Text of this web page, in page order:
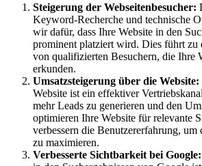
Steigerung der Webseitenbesucher:
Keyword-Recherche und technische
wir dafür, dass Ihre Website in den
prominent platziert wird. Dies führt zu
von qualifizierten Besuchern, die Ihre
erkunden.
Umsatzsteigerung über die Website:
Website ist ein effektiver
mehr Leads zu generieren und den
optimieren Ihre Website für relevante
verbessern die Benutzererfahrung, um
zu maximieren.
Verbesserte Sichtbarkeit bei Google: